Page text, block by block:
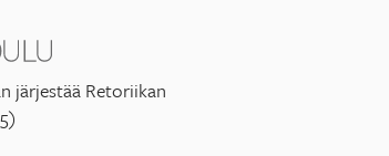
järjestää Retoriikan